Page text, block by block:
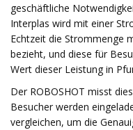
geschäftliche
Interplas wird mit einer
Echtzeit die Strommenge
bezieht, und diese für
Wert dieser Leistung in
Der ROBOSHOT misst
Besucher werden
vergleichen, um die